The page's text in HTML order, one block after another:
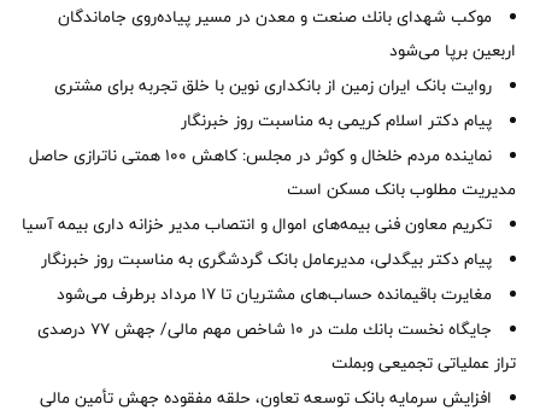
موكب شهدای بانك صنعت و معدن در مسیر پیاده‌روی جاماندگان
اربعین برپا می‌شود
روایت بانک ایران زمین از بانکداری نوین با خلق تجربه برای مشتری
پیام دکتر اسلام کریمی به مناسبت روز خبرنگار
نماینده مردم خلخال و کوثر در مجلس: کاهش ۱۰۰ همتی ناترازی حاصل
مدیریت مطلوب بانک مسکن است
تکریم معاون فنی بیمه‌های اموال و انتصاب مدیر خزانه داری بیمه آسیا
پیام دکتر بیگدلی، مدیرعامل بانک گردشگری به مناسبت روز خبرنگار
مغایرت‌ باقیمانده حساب‌های مشتریان تا ۱۷ مرداد برطرف می‌شود
جایگاه نخست بانك ملت در 10 شاخص مهم مالی/ جهش 77 درصدی
تراز عملیاتی تجمیعی وبملت
افزایش سرمایه بانک توسعه تعاون، حلقه مفقوده جهش تأمین مالی